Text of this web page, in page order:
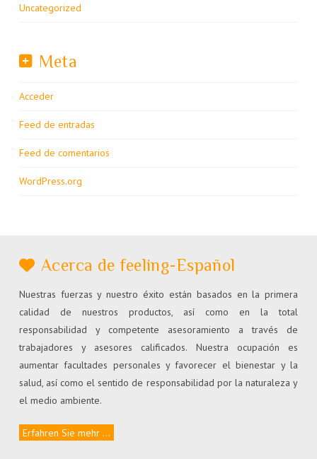
Uncategorized
Meta
Acceder
Feed de entradas
Feed de comentarios
WordPress.org
Acerca de feeling-Español
Nuestras fuerzas y nuestro éxito están basados en la primera
calidad de nuestros productos, así como en la total
responsabilidad y competente asesoramiento a través de
trabajadores y asesores calificados. Nuestra ocupación es
aumentar facultades personales y favorecer el bienestar y la
salud, así como el sentido de responsabilidad por la naturaleza y
el medio ambiente.
Erfahren Sie mehr ...